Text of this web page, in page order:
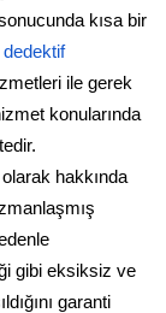
kısa bir
ile gerek
konularında
hakkında
gibi eksiksiz ve
garanti